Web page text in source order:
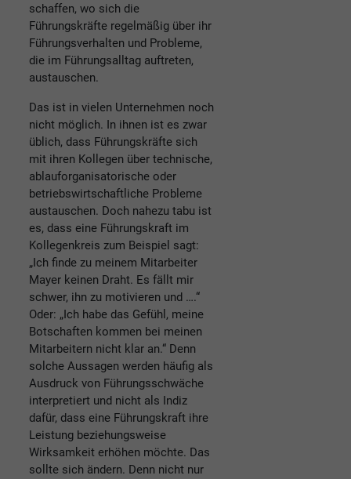
schaffen, wo sich die
Führungskräfte regelmäßig über ihr
Führungsverhalten und Probleme,
die im Führungsalltag auftreten,
austauschen.
Das ist in vielen Unternehmen noch
nicht möglich. In ihnen ist es zwar
üblich, dass Führungskräfte sich
mit ihren Kollegen über technische,
ablauforganisatorische oder
betriebswirtschaftliche Probleme
austauschen. Doch nahezu tabu ist
es, dass eine Führungskraft im
Kollegenkreis zum Beispiel sagt:
„Ich finde zu meinem Mitarbeiter
Mayer keinen Draht. Es fällt mir
schwer, ihn zu motivieren und ….“
Oder: „Ich habe das Gefühl, meine
Botschaften kommen bei meinen
Mitarbeitern nicht klar an.“ Denn
solche Aussagen werden häufig als
Ausdruck von Führungsschwäche
interpretiert und nicht als Indiz
dafür, dass eine Führungskraft ihre
Leistung beziehungsweise
Wirksamkeit erhöhen möchte. Das
sollte sich ändern. Denn nicht nur